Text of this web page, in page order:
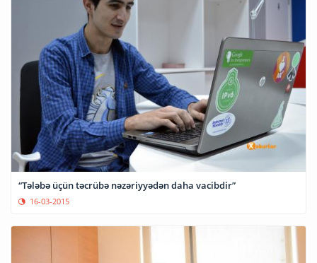
“Tələbə üçün təcrübə nəzəriyyədən daha vacibdir”
16-03-2015